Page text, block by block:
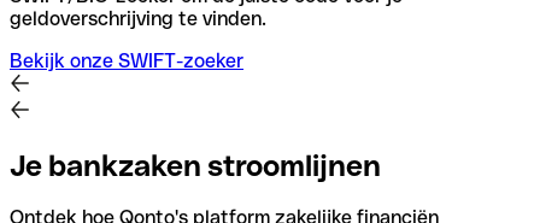
geldoverschrijving te vinden.
Bekijk onze SWIFT-zoeker
Je bankzaken stroomlijnen
Ontdek hoe Qonto's platform zakelijke financiën